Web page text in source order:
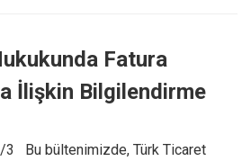
Fatura
İlişkin Bilgilendirme
3 Bu bültenimizde, Türk Ticaret